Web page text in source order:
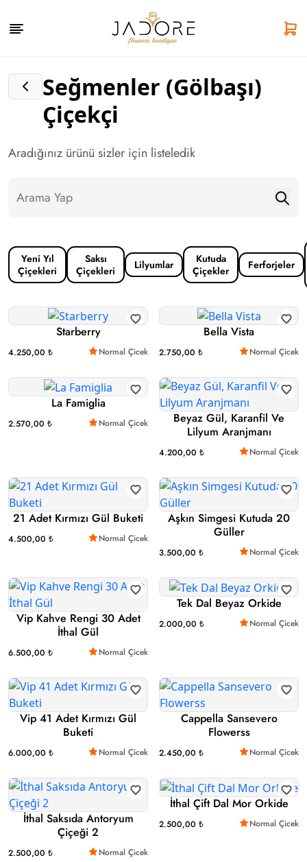
Seğmenler (Gölbaşı)
Çiçekçi
Aradığınız ürünü sizler için listeledik
Yeni Yıl
Çiçekleri
Saksı
Çiçekleri
Lilyumlar
Kutuda
Çiçekler
Ferforjeler
Starberry
4.250,00 ₺ Normal Çicek
Bella Vista
2.750,00 ₺ Normal Çicek
La Famiglia
2.570,00 ₺ Normal Çicek
Beyaz Gül, Karanfil Ve
Lilyum Aranjmanı
4.200,00 ₺ Normal Çicek
21 Adet Kırmızı Gül Buketi
4.500,00 ₺ Normal Çicek
Aşkın Simgesi Kutuda 20
Güller
3.500,00 ₺ Normal Çicek
Vip Kahve Rengi 30 Adet
İthal Gül
6.500,00 ₺ Normal Çicek
Tek Dal Beyaz Orkide
2.000,00 ₺ Normal Çicek
Vip 41 Adet Kırmızı Gül
Buketi
6.000,00 ₺ Normal Çicek
Cappella Sansevero
Flowerss
2.450,00 ₺ Normal Çicek
İthal Saksıda Antoryum
Çiçeği 2
2.500,00 ₺ Normal Çicek
İthal Çift Dal Mor Orkide
2.500,00 ₺ Normal Çicek